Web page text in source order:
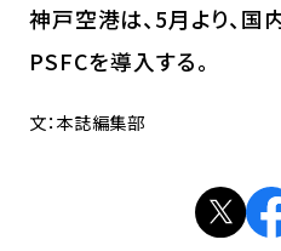
神戸空港は、5月より、
PSFCを導入する。
文：本誌編集部